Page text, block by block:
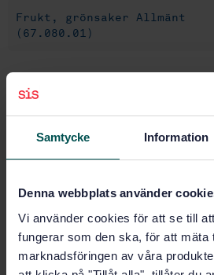
Samtycke Information
Denna webbplats använder
Vi använder cookies för att se till
fungerar som den ska, för att mäta
marknadsföringen av våra
Frukt, grönsaker Allmänt
(67.080.01)
Köp denna standard
STANDARD
Determination of tin in fruit and
(AAS)
Prenumerera på